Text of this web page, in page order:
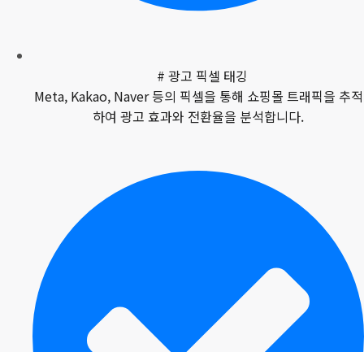
# 광고 픽셀 태깅
Meta, Kakao, Naver 등의 픽셀을 통해 쇼핑몰 트래픽을 추적
하여 광고 효과와 전환율을 분석합니다.